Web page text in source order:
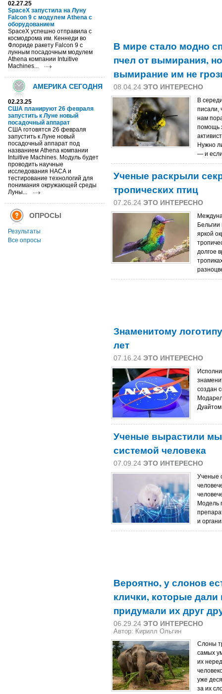
02.27.25
SpaceX запустила на Луну
Falcon 9 с модулем Athena c
оборудованием
SpaceX успешно отправила с
космодрома им. Кеннеди во
Флориде ракету Falcon 9 с
лунным посадочным модулем
Athena компании Intuitive
Machines...
АМЕРИКА СЕГОДНЯ
02.23.25
США планируют 26 февраля
запустить к Луне новый
посадочный аппарат
США готовятся 26 февраля
запустить к Луне новый
посадочный аппарат под
названием Athena компании
Intuitive Machines. Модуль будет
проводить научные
исследования НАСА и
тестирование технологий для
понимания окружающей среды
Луны...
ОПРОСЫ
Результаты
Все опросы
В мире стало модно
пчел от вымирания,
вымирание им не
08.04.24 ЭТО ИНТЕРЕСНО
В
писали,
нам
помощь
Hужно
— и
Ученые раскрыли
тропических птиц
07.26.24 ЭТО ИНТЕРЕСНО
яркой
долгое
Знаменитому
лет
07.16.24 ЭТО ИНТЕРЕСНО
создан
Ученые вырастили
системой человека
07.09.24 ЭТО ИНТЕРЕСНО
Ученые
Модель
и
Вероятно, у слонов
клички, которые
придумали их друг
06.29.24 ЭТО ИНТЕРЕСНО
Автор: Кирилл Ольгин
Слоны
самых
их
уже
за их